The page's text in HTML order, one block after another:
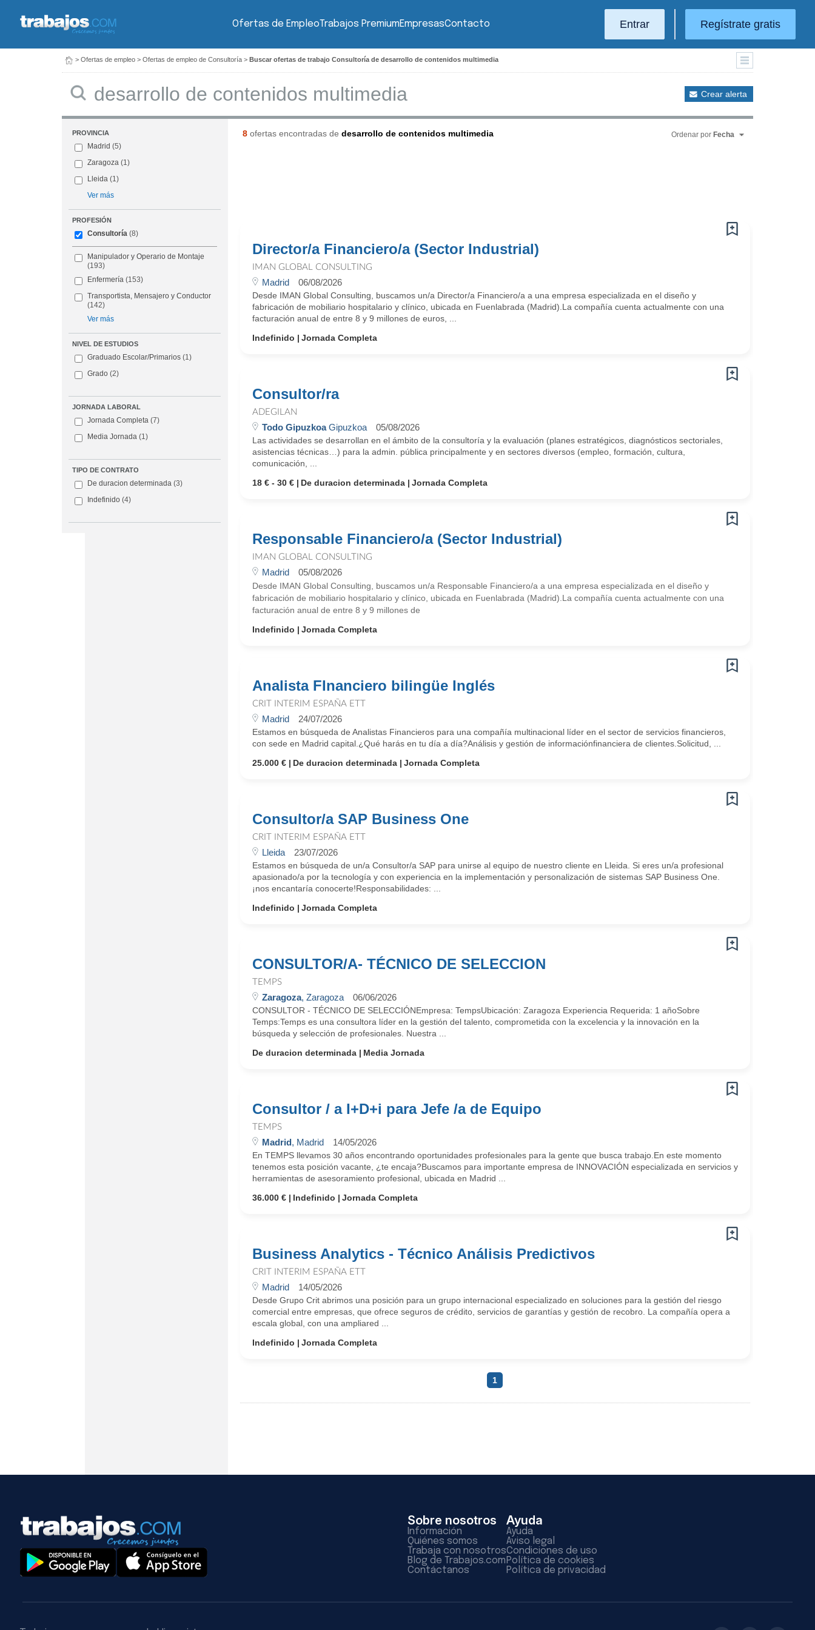
Ofertas de EmpleoTrabajos PremiumEmpresasContacto Entrar Regístrate gratis
> Ofertas de empleo > Ofertas de empleo de Consultoría > Buscar ofertas de trabajo Consultoría de desarrollo de contenidos multimedia
Crear alerta
PROVINCIA
Madrid (5)
Zaragoza (1)
Lleida (1)
Ver más
PROFESIÓN
Consultoría (8)
Manipulador y Operario de Montaje
(193)
Enfermería (153)
Transportista, Mensajero y Conductor
(142)
Ver más
NIVEL DE ESTUDIOS
Graduado Escolar/Primarios (1)
Grado (2)
JORNADA LABORAL
Jornada Completa (7)
Media Jornada (1)
TIPO DE CONTRATO
De duracion determinada (3)
Indefinido (4)
8ofertas encontradas de desarrollo de contenidos multimedia Ordenar por Fecha
Director/a Financiero/a (Sector Industrial)
IMAN GLOBAL CONSULTING
Madrid 06/08/2026
Desde IMAN Global Consulting, buscamos un/a Director/a Financiero/a a una empresa especializada en el diseño y
fabricación de mobiliario hospitalario y clínico, ubicada en Fuenlabrada (Madrid).La compañía cuenta actualmente con una
facturación anual de entre 8 y 9 millones de euros, ...
Indefinido
Jornada Completa
Consultor/ra
ADEGILAN
Todo GipuzkoaGipuzkoa 05/08/2026
Las actividades se desarrollan en el ámbito de la consultoría y la evaluación (planes estratégicos, diagnósticos sectoriales,
asistencias técnicas…) para la admin. pública principalmente y en sectores diversos (empleo, formación, cultura,
comunicación, ...
18 € - 30 €
De duracion determinada Jornada Completa
Responsable Financiero/a (Sector Industrial)
IMAN GLOBAL CONSULTING
Madrid 05/08/2026
Desde IMAN Global Consulting, buscamos un/a Responsable Financiero/a a una empresa especializada en el diseño y
fabricación de mobiliario hospitalario y clínico, ubicada en Fuenlabrada (Madrid).La compañía cuenta actualmente con una
facturación anual de entre 8 y 9 millones de
Indefinido
Jornada Completa
Analista FInanciero bilingüe Inglés
CRIT INTERIM ESPAÑA ETT
Madrid 24/07/2026
Estamos en búsqueda de Analistas Financieros para una compañía multinacional líder en el sector de servicios financieros,
con sede en Madrid capital.¿Qué harás en tu día a día?Análisis y gestión de informaciónfinanciera de clientes.Solicitud, ...
25.000 €
De duracion determinada Jornada Completa
Consultor/a SAP Business One
CRIT INTERIM ESPAÑA ETT
Lleida 23/07/2026
Estamos en búsqueda de un/a Consultor/a SAP para unirse al equipo de nuestro cliente en Lleida. Si eres un/a profesional
apasionado/a por la tecnología y con experiencia en la implementación y personalización de sistemas SAP Business One.
¡nos encantaría conocerte!Responsabilidades: ...
Indefinido
Jornada Completa
CONSULTOR/A- TÉCNICO DE SELECCION
TEMPS
Zaragoza, Zaragoza 06/06/2026
CONSULTOR - TÉCNICO DE SELECCIÓNEmpresa: TempsUbicación: Zaragoza Experiencia Requerida: 1 añoSobre
Temps:Temps es una consultora líder en la gestión del talento, comprometida con la excelencia y la innovación en la
búsqueda y selección de profesionales. Nuestra ...
De duracion determinada
Media Jornada
Consultor / a I+D+i para Jefe /a de Equipo
TEMPS
Madrid, Madrid 14/05/2026
En TEMPS llevamos 30 años encontrando oportunidades profesionales para la gente que busca trabajo.En este momento
tenemos esta posición vacante, ¿te encaja?Buscamos para importante empresa de INNOVACIÓN especializada en servicios y
herramientas de asesoramiento profesional, ubicada en Madrid ...
36.000 €
Indefinido Jornada Completa
Business Analytics - Técnico Análisis Predictivos
CRIT INTERIM ESPAÑA ETT
Madrid 14/05/2026
Desde Grupo Crit abrimos una posición para un grupo internacional especializado en soluciones para la gestión del riesgo
comercial entre empresas, que ofrece seguros de crédito, servicios de garantías y gestión de recobro. La compañía opera a
escala global, con una ampliared ...
Indefinido
Jornada Completa
1
Sobre nosotros
Información
Quiénes somos
Trabaja con nosotros
Blog de Trabajos.com
Contáctanos
Ayuda
Ayuda
Aviso legal
Condiciones de uso
Política de cookies
Política de privacidad